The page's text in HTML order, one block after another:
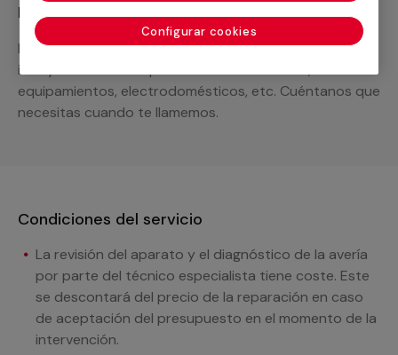
Recuerda que en MULTIMAP
Podemos ofrecer cualquier servicio a medida
incluyendo todo lo que necesites: materiales,
equipamientos, electrodomésticos, etc. Cuéntanos que
necesitas cuando te llamemos.
Condiciones del servicio
La revisión del aparato y el diagnóstico de la avería
por parte del técnico especialista tiene coste. Este
se descontará del precio de la reparación en caso
de aceptación del presupuesto en el momento de la
intervención.
Configurar cookies